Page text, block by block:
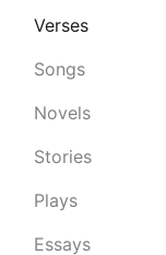
Verses
Songs
Novels
Stories
Plays
Essays